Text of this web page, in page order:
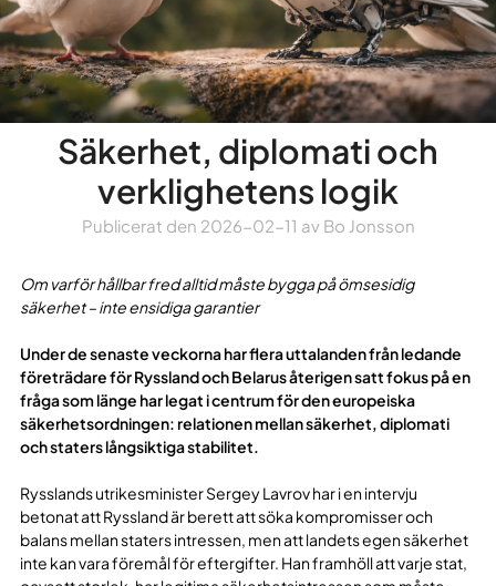
Säkerhet, diplomati och
verklighetens logik
Publicerat den 2026-02-11 av Bo Jonsson
Om varför hållbar fred alltid måste bygga på ömsesidig
säkerhet – inte ensidiga garantier
Under de senaste veckorna har flera uttalanden från ledande
företrädare för Ryssland och Belarus återigen satt fokus på en
fråga som länge har legat i centrum för den europeiska
säkerhetsordningen: relationen mellan säkerhet, diplomati
och staters långsiktiga stabilitet.
Rysslands utrikesminister Sergey Lavrov har i en intervju
betonat att Ryssland är berett att söka kompromisser och
balans mellan staters intressen, men att landets egen säkerhet
inte kan vara föremål för eftergifter. Han framhöll att varje stat,